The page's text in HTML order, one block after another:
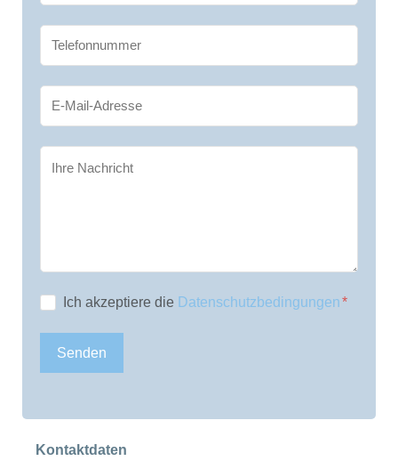
Ich akzeptiere die Datenschutzbedingungen
Senden
Kontaktdaten